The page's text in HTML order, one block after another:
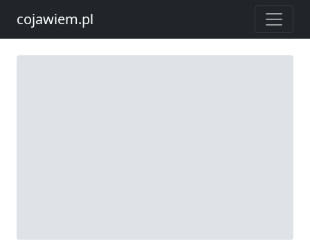
cojawiem.pl